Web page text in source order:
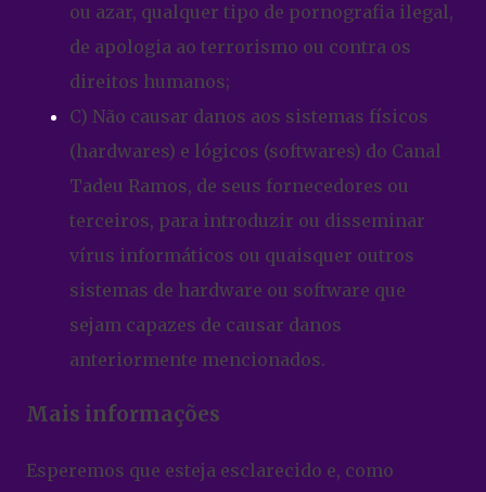
ou azar, qualquer tipo de pornografia ilegal,
de apologia ao terrorismo ou contra os
direitos humanos;
C) Não causar danos aos sistemas físicos
(hardwares) e lógicos (softwares) do Canal
Tadeu Ramos, de seus fornecedores ou
terceiros, para introduzir ou disseminar
vírus informáticos ou quaisquer outros
sistemas de hardware ou software que
sejam capazes de causar danos
anteriormente mencionados.
Mais informações
Esperemos que esteja esclarecido e, como